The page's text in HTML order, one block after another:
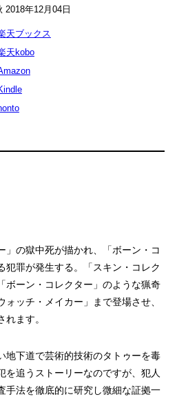
2018年12月04日
天ブックス
天kobo
」の獄中死が描かれ、「ボーン・コ
犯罪が発生する。「スキン・コレク
ボーン・コレクター」のような猟奇
ッチ・メイカー」まで登場させ、
ます。
地下道で芸術的技術のタトゥーを毒
を追うストーリーなのですが、犯人
手法を徹底的に研究し微細な証拠一